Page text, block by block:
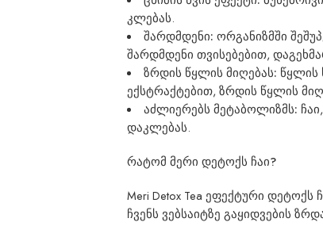
კლებას.
შარდმდენი: ორგანიზმში
შარდმდენი თვისებებით,
ზრდის წყლის მიღებას: წყლის
ექსტრაქტებით, ზრდის წყლის
აძლიერებს მეტაბოლიზმს:
დაკლებას.
რატომ მერი დეტოქს ჩაი?
Meri Detox Tea ეფექტური
ჩვენს ვებსაიტზე გაყიდვების